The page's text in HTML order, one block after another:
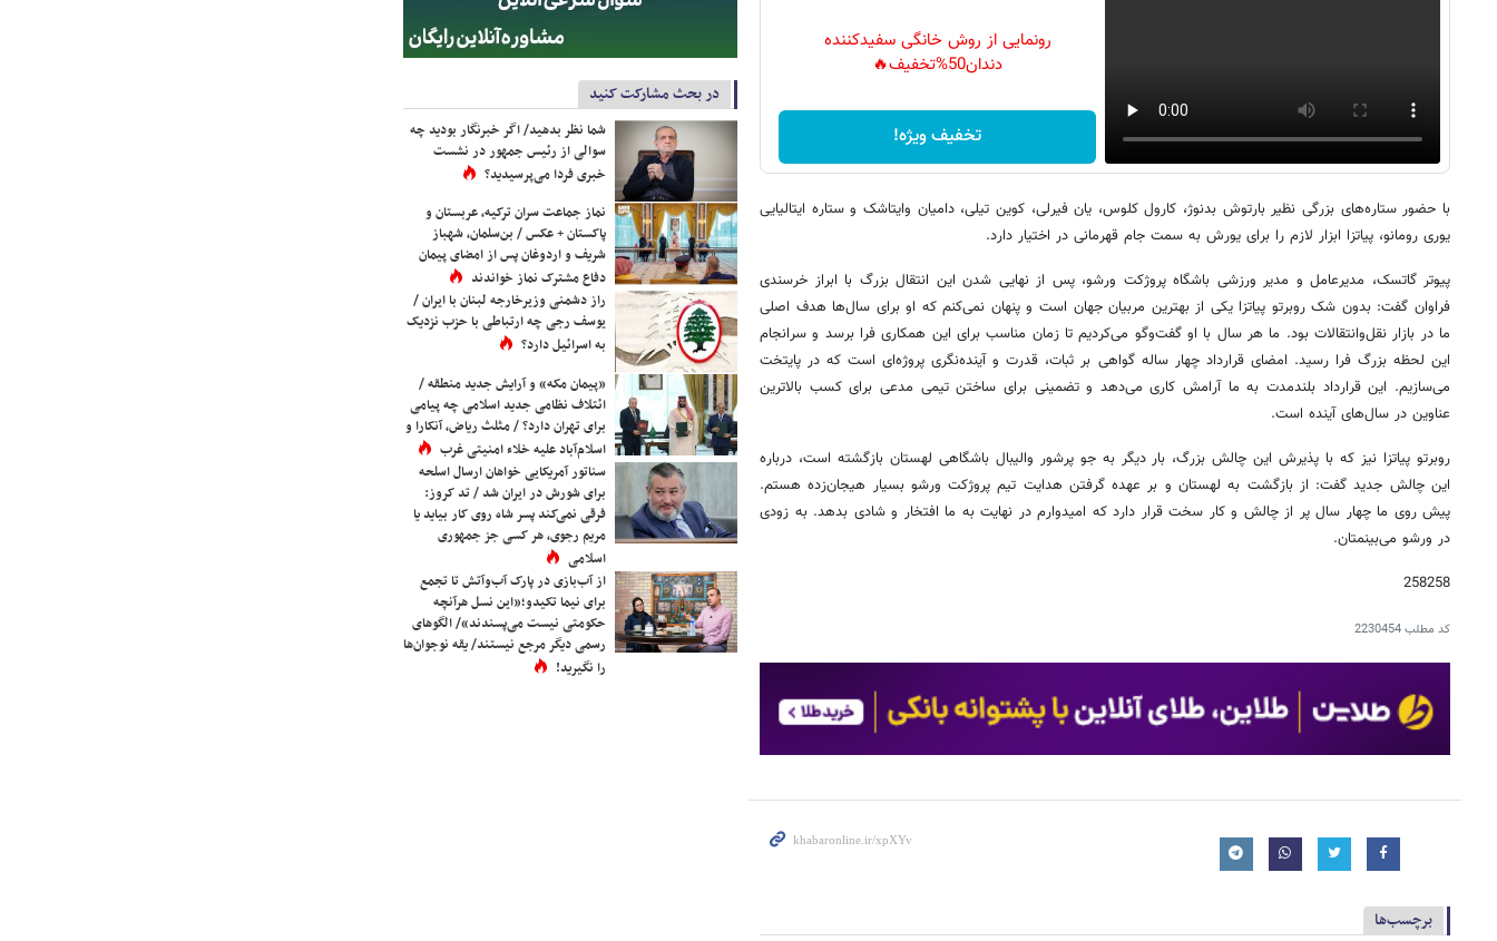
رونمایی از روش خانگی سفیدکننده
دندان50%تخفیف🔥
تخفیف ویژه!
با حضور ستاره‌های بزرگی نظیر بارتوش بدنوژ، کارول کلوس، یان فیرلی، کوین تیلی، دامیان وایتاشک و ستاره ایتالیایی
یوری رومانو، پیاتزا ابزار لازم را برای یورش به سمت جام قهرمانی در اختیار دارد.
پیوتر گاتسک، مدیرعامل و مدیر ورزشی باشگاه پروژکت ورشو، پس از نهایی شدن این انتقال بزرگ با ابراز خرسندی
فراوان گفت: بدون شک روبرتو پیاتزا یکی از بهترین مربیان جهان است و پنهان نمی‌کنم که او برای سال‌ها هدف اصلی
ما در بازار نقل‌وانتقالات بود. ما هر سال با او گفت‌وگو می‌کردیم تا زمان مناسب برای این همکاری فرا برسد و سرانجام
این لحظه بزرگ فرا رسید. امضای قرارداد چهار ساله گواهی بر ثبات، قدرت و آینده‌نگری پروژه‌ای است که در پایتخت
می‌سازیم. این قرارداد بلندمدت به ما آرامش کاری می‌دهد و تضمینی برای ساختن تیمی مدعی برای کسب بالاترین
عناوین در سال‌های آینده است.
روبرتو پیاتزا نیز که با پذیرش این چالش بزرگ، بار دیگر به جو پرشور والیبال باشگاهی لهستان بازگشته است، درباره
این چالش جدید گفت: از بازگشت به لهستان و بر عهده گرفتن هدایت تیم پروژکت ورشو بسیار هیجان‌زده هستم.
پیش روی ما چهار سال پر از چالش و کار سخت قرار دارد که امیدوارم در نهایت به ما افتخار و شادی بدهد. به زودی
در ورشو می‌بینمتان.
258258
کد مطلب2230454
برچسب‌ها
در بحث مشارکت کنید
شما نظر بدهید/ اگر خبرنگار بودید چه
سوالی از رئیس جمهور در نشست
خبری فردا می‌پرسیدید؟
نماز جماعت سران ترکیه، عربستان و
پاکستان + عکس / بن‌سلمان، شهباز
شریف و اردوغان پس از امضای پیمان
دفاع مشترک نماز خواندند
راز دشمنی وزیرخارجه لبنان با ایران /
یوسف رجی چه ارتباطی با حزب نزدیک
به اسرائیل دارد؟
«پیمان مکه» و آرایش جدید منطقه /
ائتلاف نظامی جدید اسلامی چه پیامی
برای تهران دارد؟ / مثلث ریاض، آنکارا و
اسلام‌آباد علیه خلاء امنیتی غرب
سناتور آمریکایی خواهان ارسال اسلحه
برای شورش در ایران شد / تد کروز:
فرقی نمی‌کند پسر شاه روی کار بیاید یا
مریم رجوی، هر کسی جز جمهوری
اسلامی
از آب‌بازی در پارک آب‌وآتش تا تجمع
برای نیما تکیدو؛«این نسل هرآنچه
حکومتی نیست می‌پسندند»/ الگوهای
رسمی دیگر مرجع نیستند/ یقه نوجوان‌ها
را نگیرید!